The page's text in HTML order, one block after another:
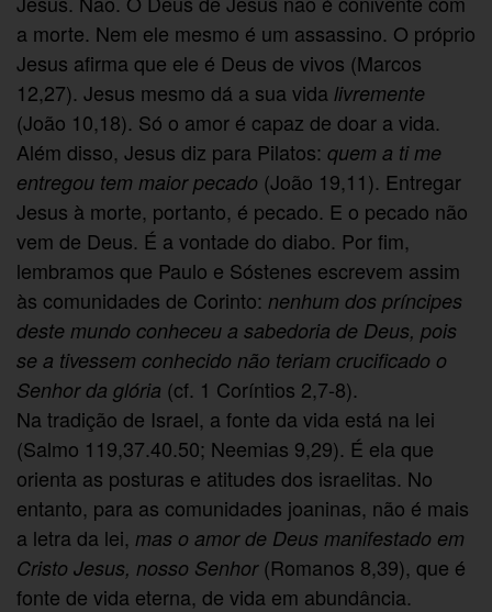
a morte. Nem ele mesmo é um assassino. O próprio
Jesus afirma que ele é Deus de vivos (Marcos
12,27). Jesus mesmo dá a sua vida livremente
(João 10,18). Só o amor é capaz de doar a vida.
Além disso, Jesus diz para Pilatos: quem a ti me
entregou tem maior pecado (João 19,11). Entregar
Jesus à morte, portanto, é pecado. E o pecado não
vem de Deus. É a vontade do diabo. Por fim,
lembramos que Paulo e Sóstenes escrevem assim
às comunidades de Corinto: nenhum dos príncipes
deste mundo conheceu a sabedoria de Deus, pois
se a tivessem conhecido não teriam crucificado o
Senhor da glória (cf. 1 Coríntios 2,7-8).
Na tradição de Israel, a fonte da vida está na lei
(Salmo 119,37.40.50; Neemias 9,29). É ela que
orienta as posturas e atitudes dos israelitas. No
entanto, para as comunidades joaninas, não é mais
a letra da lei, mas o amor de Deus manifestado em
Cristo Jesus, nosso Senhor(Romanos 8,39), que é
fonte de vida eterna, de vida em abundância.